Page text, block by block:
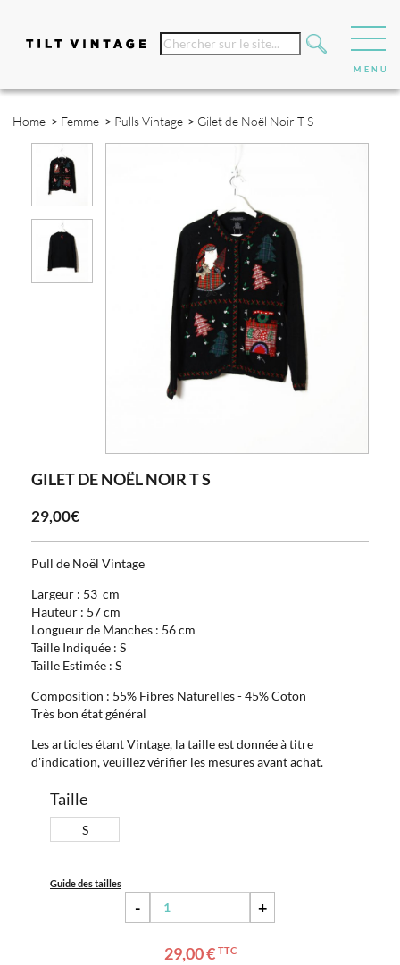
Home > Femme > Pulls Vintage > Gilet de Noël Noir T S
GILET DE NOËL NOIR T S
29,00€
Pull de Noël Vintage
Largeur : 53 cm
Hauteur : 57 cm
Longueur de Manches : 56 cm
Taille Indiquée : S
Taille Estimée : S
Composition : 55% Fibres Naturelles - 45% Coton
Très bon état général
Les articles étant Vintage, la taille est donnée à titre
d'indication, veuillez vérifier les mesures avant achat.
Taille
S
Guide des tailles
- +
29,00 € TTC